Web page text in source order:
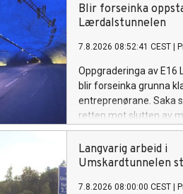
Blir forseinka
Lærdalstunnelen
7.8.2026 08:52:41 CEST
Oppgraderinga av E16
blir forseinka grunna
entreprenørane. Saka
retten mot slutten av
Langvarig arbeid i
Umskardtunnelen
7.8.2026 08:00:00 CEST